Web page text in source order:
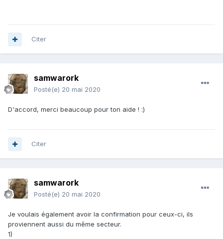
Citer
samwarork
Posté(e) 20 mai 2020
D'accord, merci beaucoup pour ton aide ! :)
Citer
samwarork
Posté(e) 20 mai 2020
Je voulais également avoir la confirmation pour ceux-ci, ils
proviennent aussi du même secteur.
1)